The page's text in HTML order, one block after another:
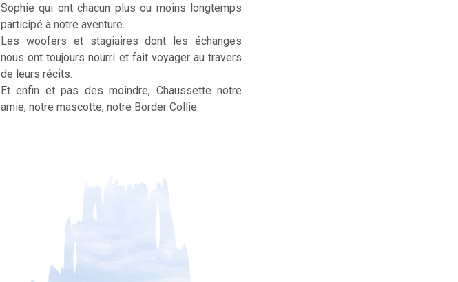
Sophie qui ont chacun plus ou moins longtemps
participé à notre aventure.
Les woofers et stagiaires dont les échanges
nous ont toujours nourri et fait voyager au travers
de leurs récits.
Et enfin et pas des moindre, Chaussette notre
amie, notre mascotte, notre Border Collie.